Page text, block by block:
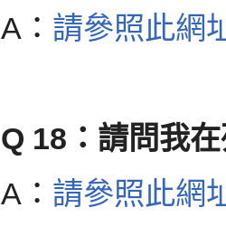
A： 請參照此網
Q 18：請問我
A： 請參照此網